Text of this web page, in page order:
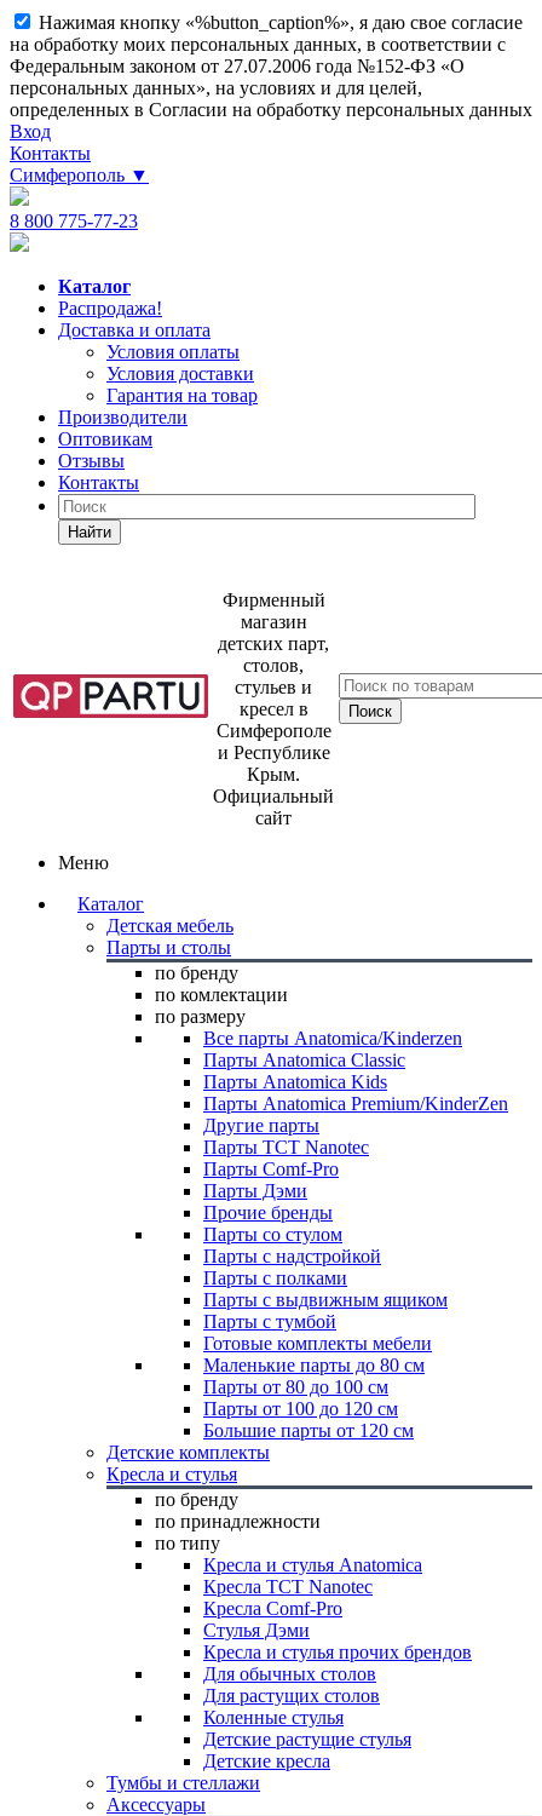
Нажимая кнопку «%button_caption%», я даю свое согласие
на обработку моих персональных данных, в соответствии с
Федеральным законом от 27.07.2006 года №152-ФЗ «О
персональных данных», на условиях и для целей,
определенных в Согласии на обработку персональных данных
Вход
Контакты
Симферополь ▼
8 800 775-77-23
Каталог
Распродажа!
Доставка и оплата
Условия оплаты
Условия доставки
Гарантия на товар
Производители
Оптовикам
Отзывы
Контакты
Найти
Фирменный
магазин
детских парт,
столов,
стульев и
кресел в
Симферополе
и Республике
Крым.
Официальный
сайт
Меню
Каталог
Детская мебель
Парты и столы
по бренду
по комлектации
по размеру
Все парты Anatomica/Kinderzen
Парты Anatomica Classic
Парты Anatomica Kids
Парты Anatomica Premium/KinderZen
Другие парты
Парты TCT Nanotec
Парты Comf-Pro
Парты Дэми
Прочие бренды
Парты со стулом
Парты с надстройкой
Парты с полками
Парты с выдвижным ящиком
Парты с тумбой
Готовые комплекты мебели
Маленькие парты до 80 см
Парты от 80 до 100 см
Парты от 100 до 120 см
Большие парты от 120 см
Детские комплекты
Кресла и стулья
по бренду
по принадлежности
по типу
Кресла и стулья Anatomica
Кресла TCT Nanotec
Кресла Comf-Pro
Стулья Дэми
Кресла и стулья прочих брендов
Для обычных столов
Для растущих столов
Коленные стулья
Детские растущие стулья
Детские кресла
Тумбы и стеллажи
Аксессуары